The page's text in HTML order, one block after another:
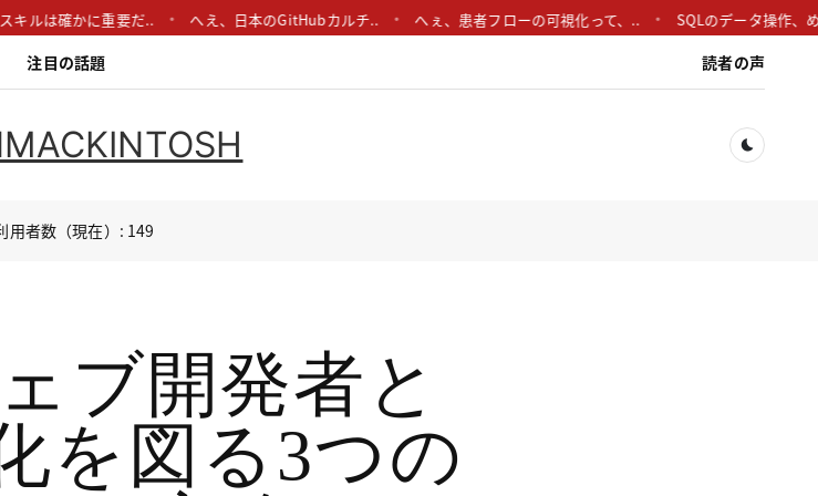
は確かに重要だ.. へえ、日本のGitHubカルチ.. へぇ、患者フローの可視化って、.. SQLのデータ操作、めっ
注目の話題 読者の声
用者数（現在）: 149
ブ開発者と
を図る3つの